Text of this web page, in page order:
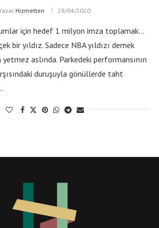
Hizmetten 28/04/2020
için hedef 1 milyon imza toplamak…
bir yıldız. Sadece NBA yıldızı demek
aslında. Parkedeki performansının
duruşuyla gönüllerde taht